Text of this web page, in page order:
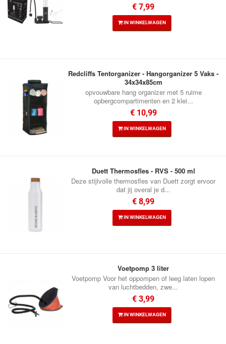
€ 7,99
IN WINKELWAGEN
Redcliffs Tentorganizer - Hangorganizer 5 Vaks -
34x34x85cm
opvouwbare hang organizer met 5 ruime
opbergcompartimenten en 2 klei...
€ 10,99
IN WINKELWAGEN
Duett Thermosfles - RVS - 500 ml
Deze stijlvolle thermosfles van Duett zorgt ervoor
dat jij overal je d...
€ 8,99
IN WINKELWAGEN
Voetpomp 3 liter
Voetpomp Voor het oppompen of leeg laten lopen
van luchtbedden, zwe...
€ 3,99
IN WINKELWAGEN